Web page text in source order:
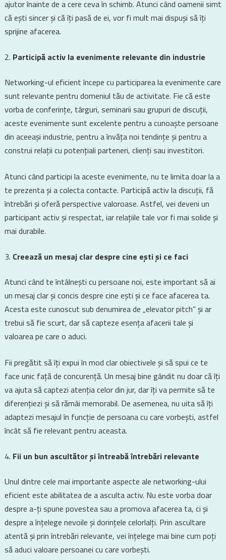
ajutor înainte de a cere ceva în schimb. Atunci când oamenii simt
că ești sincer și că îți pasă de ei, vor fi mult mai dispuși să îți
sprijine afacerea.
Participă activ la evenimente relevante din industrie
Networking-ul eficient începe cu participarea la evenimente care
sunt relevante pentru domeniul tău de activitate. Fie că este
vorba de conferințe, târguri, seminarii sau grupuri de discuții,
aceste evenimente sunt excelente pentru a cunoaște persoane
din aceeași industrie, pentru a învăța noi tendințe și pentru a
construi relații cu potențiali parteneri, clienți sau investitori.
Atunci când participi la aceste evenimente, nu te limita doar la a
te prezenta și a colecta contacte. Participă activ la discuții, fă
întrebări și oferă perspective valoroase. Astfel, vei deveni un
participant activ și respectat, iar relațiile tale vor fi mai solide și
mai durabile.
Creează un mesaj clar despre cine ești și ce faci
Atunci când te întâlnești cu persoane noi, este important să ai
un mesaj clar și concis despre cine ești și ce face afacerea ta.
Acesta este cunoscut sub denumirea de „elevator pitch” și ar
trebui să fie scurt, dar să capteze esența afacerii tale și
valoarea pe care o aduci.
Fii pregătit să îți expui în mod clar obiectivele și să spui ce te
face unic față de concurență. Un mesaj bine gândit nu doar că îți
va ajuta să captezi atenția celor din jur, dar îți va permite să te
diferențiezi și să rămâi memorabil. De asemenea, nu uita să îți
adaptezi mesajul în funcție de persoana cu care vorbești, astfel
încât să fie relevant pentru aceasta.
Fii un bun ascultător și întreabă întrebări relevante
Unul dintre cele mai importante aspecte ale networking-ului
eficient este abilitatea de a asculta activ. Nu este vorba doar
despre a-ți spune povestea sau a promova afacerea ta, ci și
despre a înțelege nevoile și dorințele celorlalți. Prin ascultare
atentă și prin întrebări relevante, vei înțelege mai bine cum poți
să aduci valoare persoanei cu care vorbești.